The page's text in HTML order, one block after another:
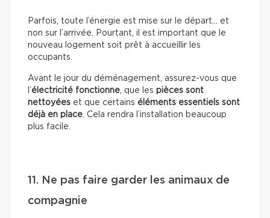
Parfois, toute l’énergie est mise sur le départ… et
non sur l’arrivée. Pourtant, il est important que le
nouveau logement soit prêt à accueillir les
occupants.
Avant le jour du déménagement, assurez-vous que
l’électricité fonctionne, que les pièces sont
nettoyées et que certains éléments essentiels sont
déjà en place. Cela rendra l’installation beaucoup
plus facile.
11. Ne pas faire garder les animaux de
compagnie